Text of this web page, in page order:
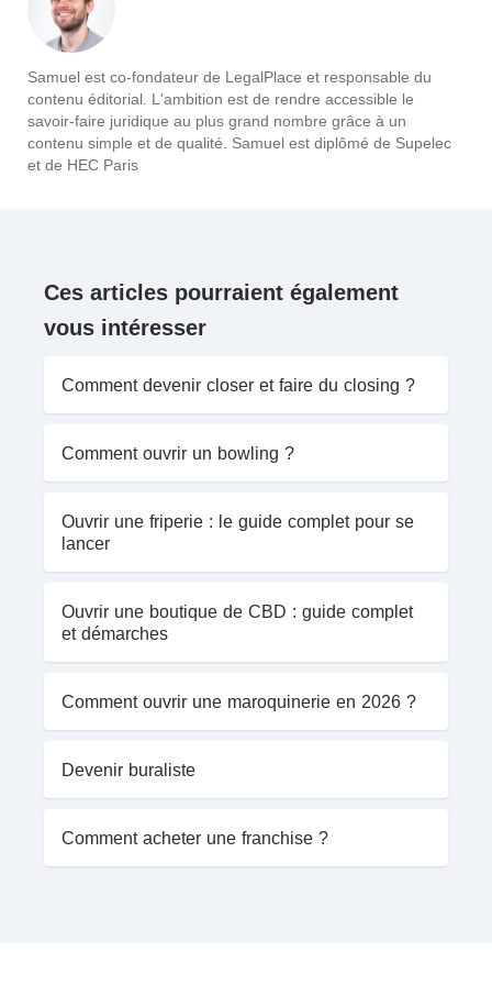
Samuel est co-fondateur de LegalPlace et responsable du
contenu éditorial. L'ambition est de rendre accessible le
savoir-faire juridique au plus grand nombre grâce à un
contenu simple et de qualité. Samuel est diplômé de Supelec
et de HEC Paris
Ces articles pourraient également
vous intéresser
Comment devenir closer et faire du closing ?
Comment ouvrir un bowling ?
Ouvrir une friperie : le guide complet pour se
lancer
Ouvrir une boutique de CBD : guide complet
et démarches
Comment ouvrir une maroquinerie en 2026 ?
Devenir buraliste
Comment acheter une franchise ?